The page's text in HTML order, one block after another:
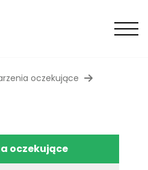
oczekujące
oczekujące